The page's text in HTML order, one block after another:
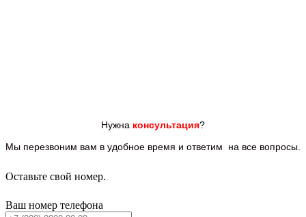
Нужна консультация?
Мы перезвоним вам в удобное время и ответим на все вопросы.
Оставьте свой номер.
Ваш номер телефона